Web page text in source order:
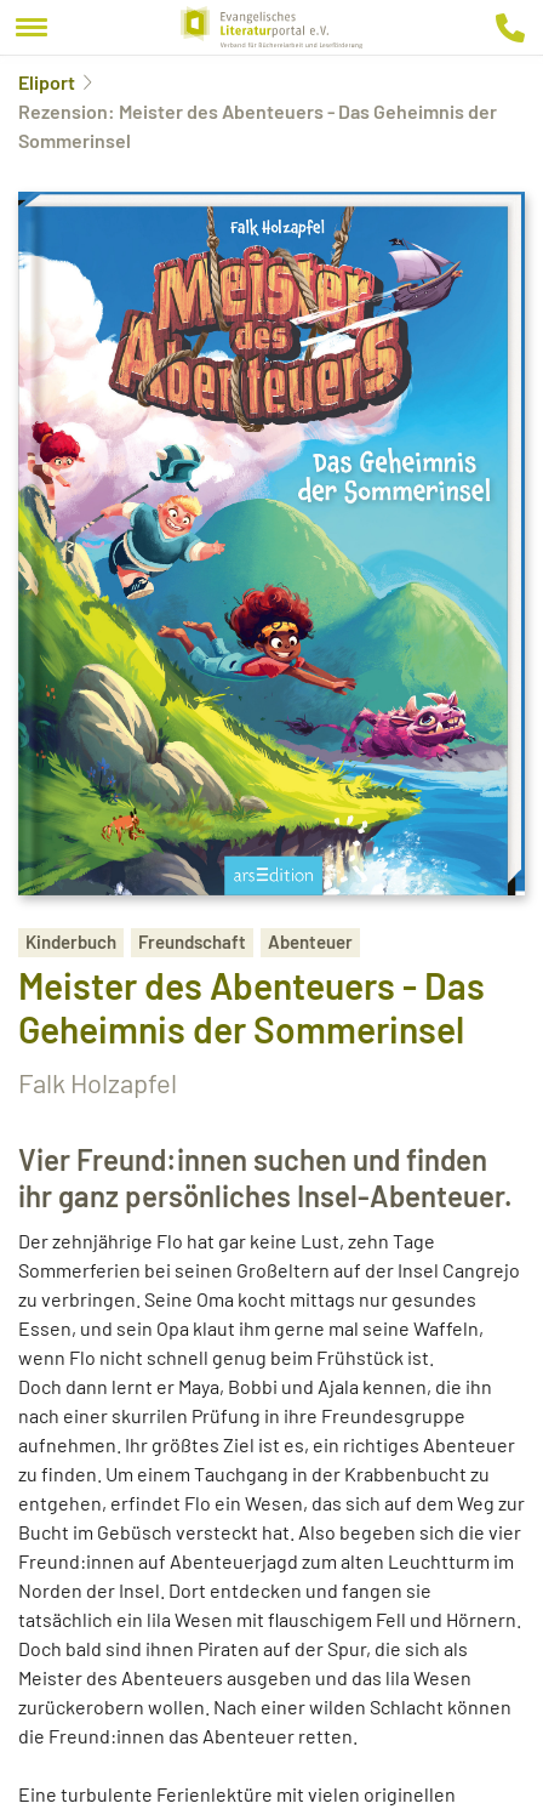
Eliport
Rezension: Meister des Abenteuers - Das Geheimnis der
Sommerinsel
Kinderbuch Freundschaft Abenteuer
Meister des Abenteuers - Das
Geheimnis der Sommerinsel
Falk Holzapfel
Vier Freund:innen suchen und finden
ihr ganz persönliches Insel-Abenteuer.
Der zehnjährige Flo hat gar keine Lust, zehn Tage
Sommerferien bei seinen Großeltern auf der Insel Cangrejo
zu verbringen. Seine Oma kocht mittags nur gesundes
Essen, und sein Opa klaut ihm gerne mal seine Waffeln,
wenn Flo nicht schnell genug beim Frühstück ist.
Doch dann lernt er Maya, Bobbi und Ajala kennen, die ihn
nach einer skurrilen Prüfung in ihre Freundesgruppe
aufnehmen. Ihr größtes Ziel ist es, ein richtiges Abenteuer
zu finden. Um einem Tauchgang in der Krabbenbucht zu
entgehen, erfindet Flo ein Wesen, das sich auf dem Weg zur
Bucht im Gebüsch versteckt hat. Also begeben sich die vier
Freund:innen auf Abenteuerjagd zum alten Leuchtturm im
Norden der Insel. Dort entdecken und fangen sie
tatsächlich ein lila Wesen mit flauschigem Fell und Hörnern.
Doch bald sind ihnen Piraten auf der Spur, die sich als
Meister des Abenteuers ausgeben und das lila Wesen
zurückerobern wollen. Nach einer wilden Schlacht können
die Freund:innen das Abenteuer retten.
Eine turbulente Ferienlektüre mit vielen originellen